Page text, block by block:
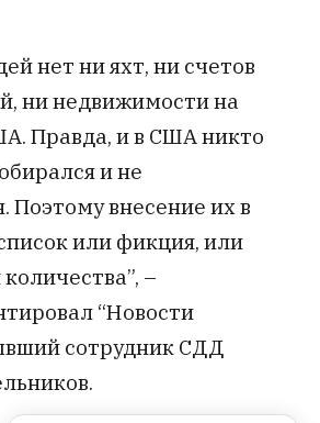
нет ни яхт, ни счетов
ни недвижимости на
Правда, и в США никто
и не
Поэтому внесение их в
или фикция, или
–
“Новости
сотрудник СДД